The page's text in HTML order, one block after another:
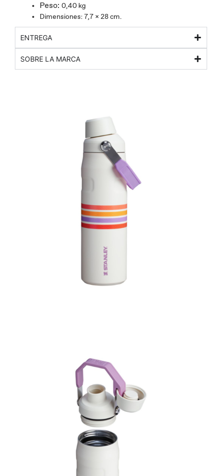
Peso: 0,40 kg
Dimensiones: 7,7 x 28 cm.
ENTREGA
SOBRE LA MARCA